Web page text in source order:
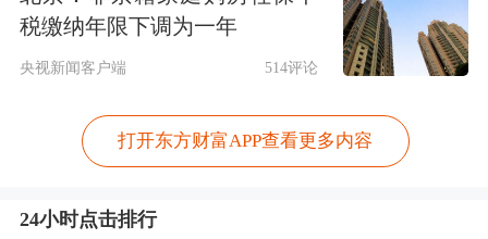
税缴纳年限下调为一年
央视新闻客户端 514评论
打开东方财富APP查看更多内容
24小时点击排行